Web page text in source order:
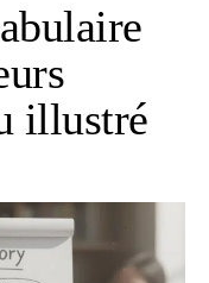
illustré